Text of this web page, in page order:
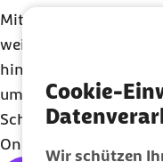
Cookie-
Wir schützen
Mit einer Barmer
weitere Vorteile, die
hinausgehen. Nutze
um mehr zu erfahren.
Schon überzeugt von
Online-Antrag aus